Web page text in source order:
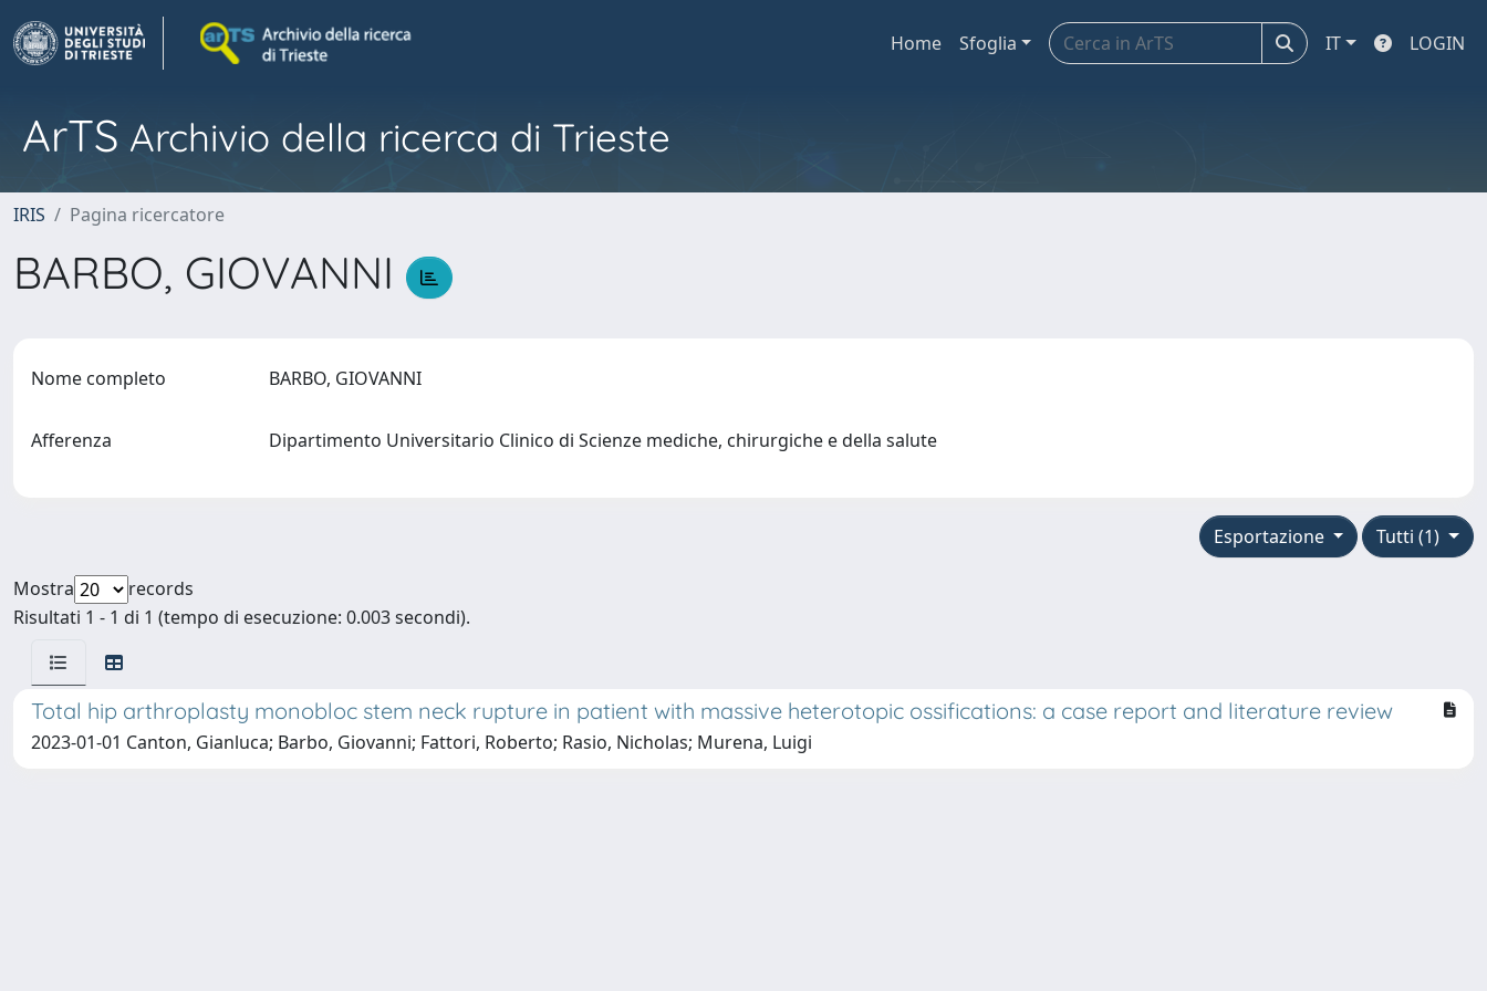
Home Sfoglia IT LOGIN
ArTS Archivio della ricerca di Trieste
IRIS Pagina ricercatore
BARBO, GIOVANNI
Nome completo BARBO, GIOVANNI
Afferenza Dipartimento Universitario Clinico di Scienze mediche, chirurgiche e della salute
Tutti (1)
Esportazione
Mostra
records
Risultati 1 - 1 di 1 (tempo di esecuzione: 0.003 secondi).
Total hip arthroplasty monobloc stem neck rupture in patient with massive heterotopic ossifications: a case report and literature review
2023-01-01 Canton, Gianluca; Barbo, Giovanni; Fattori, Roberto; Rasio, Nicholas; Murena, Luigi